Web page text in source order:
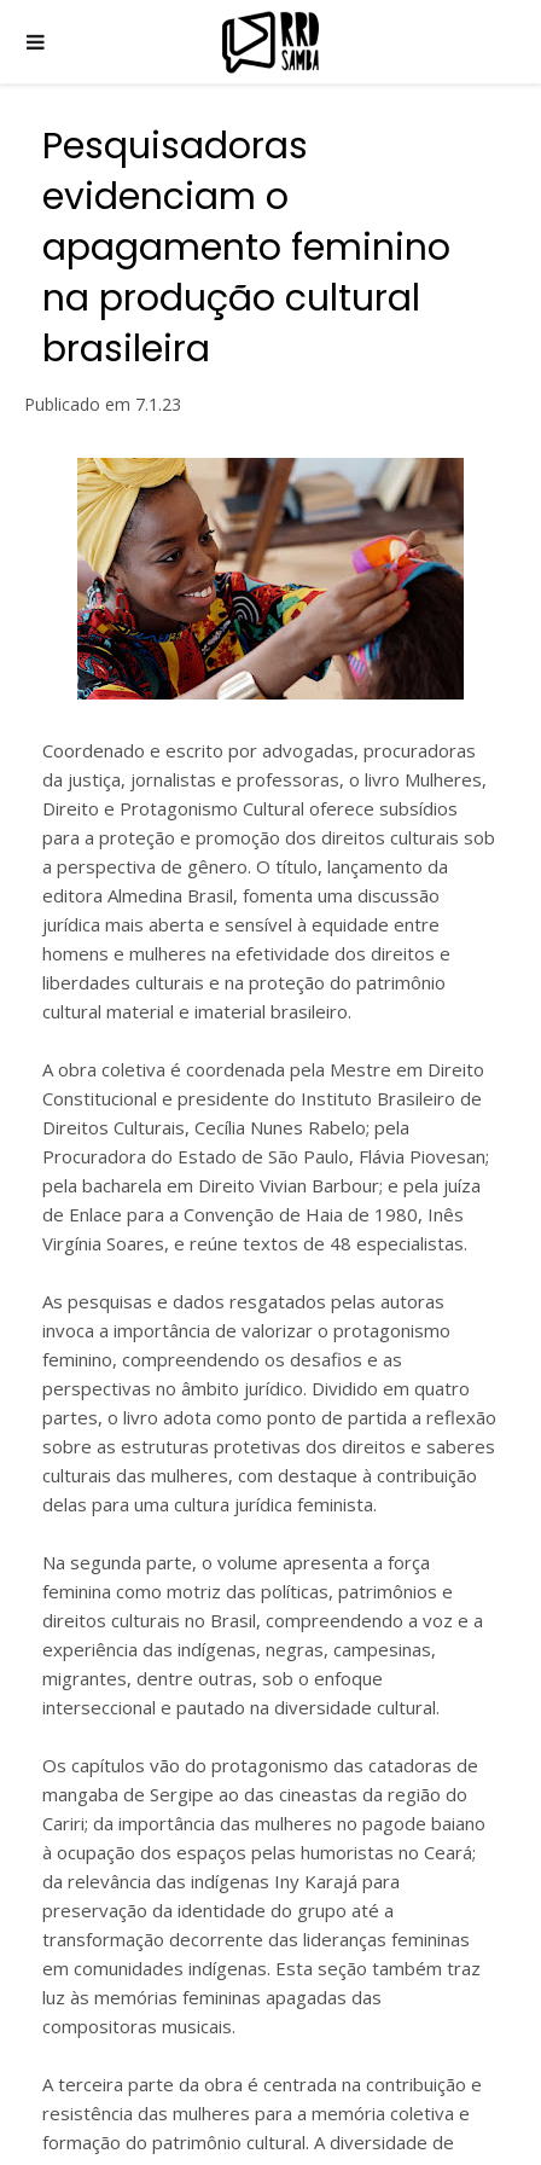
Pesquisadoras
evidenciam o
apagamento feminino
na produção cultural
brasileira
Publicado em 7.1.23
Coordenado e escrito por advogadas, procuradoras
da justiça, jornalistas e professoras, o livro Mulheres,
Direito e Protagonismo Cultural oferece subsídios
para a proteção e promoção dos direitos culturais sob
a perspectiva de gênero. O título, lançamento da
editora Almedina Brasil, fomenta uma discussão
jurídica mais aberta e sensível à equidade entre
homens e mulheres na efetividade dos direitos e
liberdades culturais e na proteção do patrimônio
cultural material e imaterial brasileiro.
A obra coletiva é coordenada pela Mestre em Direito
Constitucional e presidente do Instituto Brasileiro de
Direitos Culturais, Cecília Nunes Rabelo; pela
Procuradora do Estado de São Paulo, Flávia Piovesan;
pela bacharela em Direito Vivian Barbour; e pela juíza
de Enlace para a Convenção de Haia de 1980, Inês
Virgínia Soares, e reúne textos de 48 especialistas.
As pesquisas e dados resgatados pelas autoras
invoca a importância de valorizar o protagonismo
feminino, compreendendo os desafios e as
perspectivas no âmbito jurídico. Dividido em quatro
partes, o livro adota como ponto de partida a reflexão
sobre as estruturas protetivas dos direitos e saberes
culturais das mulheres, com destaque à contribuição
delas para uma cultura jurídica feminista.
Na segunda parte, o volume apresenta a força
feminina como motriz das políticas, patrimônios e
direitos culturais no Brasil, compreendendo a voz e a
experiência das indígenas, negras, campesinas,
migrantes, dentre outras, sob o enfoque
interseccional e pautado na diversidade cultural.
Os capítulos vão do protagonismo das catadoras de
mangaba de Sergipe ao das cineastas da região do
Cariri; da importância das mulheres no pagode baiano
à ocupação dos espaços pelas humoristas no Ceará;
da relevância das indígenas Iny Karajá para
preservação da identidade do grupo até a
transformação decorrente das lideranças femininas
em comunidades indígenas. Esta seção também traz
luz às memórias femininas apagadas das
compositoras musicais.
A terceira parte da obra é centrada na contribuição e
resistência das mulheres para a memória coletiva e
formação do patrimônio cultural. A diversidade de